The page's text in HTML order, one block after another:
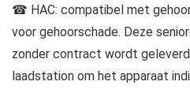
☎ HAC: compatibel met
voor gehoorschade. Deze
zonder contract wordt
laadstation om het apparaat